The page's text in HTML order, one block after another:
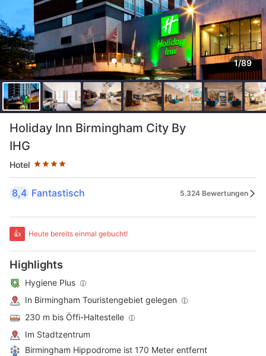
1/89
Holiday Inn Birmingham City By
IHG
Hotel
Sternekategorie: 4 Sterne
8,4 Fantastisch 5.324 Bewertungen
👍 Heute bereits einmal gebucht!
Highlights
Hygiene Plus
In Birmingham Touristengebiet gelegen
230 m bis Öffi-Haltestelle
Im Stadtzentrum
Birmingham Hippodrome ist 170 Meter entfernt